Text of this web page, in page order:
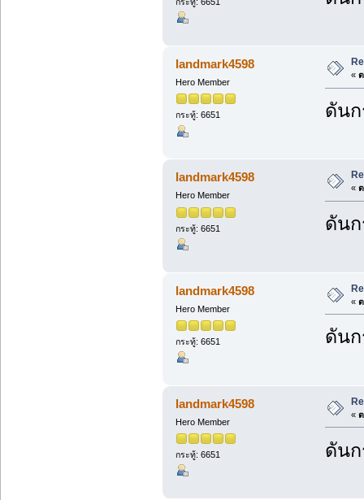
landmark4598
Hero Member
กระทู้: 6651
«
ดัน
landmark4598
Hero Member
กระทู้: 6651
«
ดัน
landmark4598
Hero Member
กระทู้: 6651
«
ดัน
landmark4598
Hero Member
กระทู้: 6651
«
ดัน